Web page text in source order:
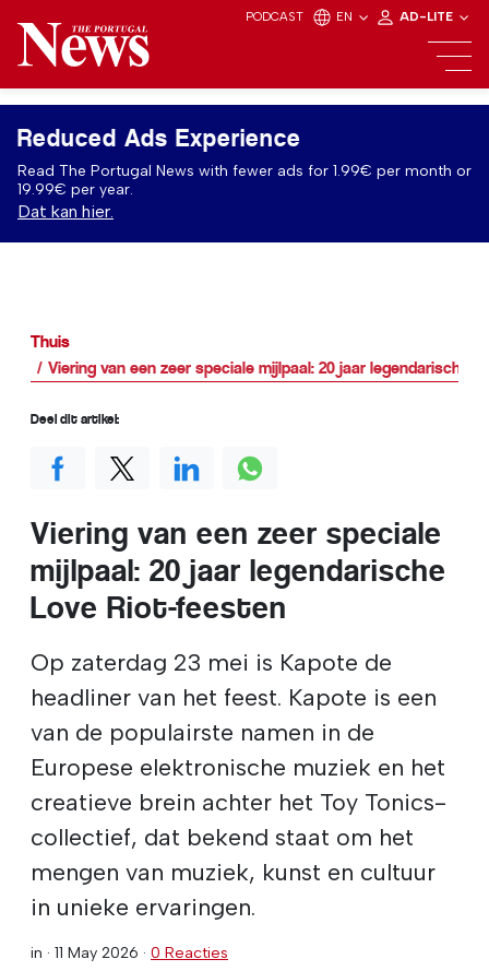
PODCAST EN AD-LITE
Reduced Ads Experience
Read The Portugal News with fewer ads for 1.99€ per month or
19.99€ per year.
Dat kan hier.
Thuis
Viering van een zeer speciale mijlpaal: 20 jaar legendarische
Viering van een zeer speciale
mijlpaal: 20 jaar legendarische
Love Riot-feesten
Op zaterdag 23 mei is Kapote de
headliner van het feest. Kapote is een
van de populairste namen in de
Europese elektronische muziek en het
creatieve brein achter het Toy Tonics-
collectief, dat bekend staat om het
mengen van muziek, kunst en cultuur
in unieke ervaringen.
in · 11 May 2026 · 0 Reacties
Deel dit artikel: